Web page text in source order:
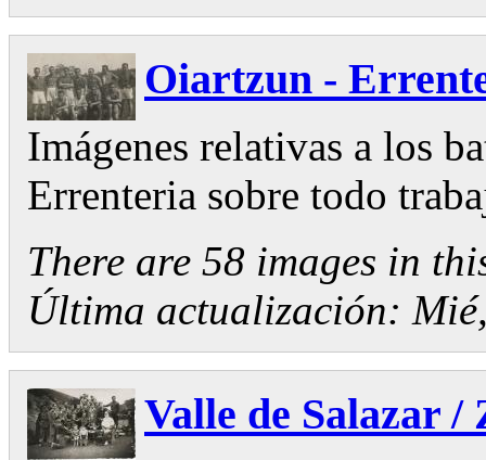
Oiartzun -
Imágenes relativas a los
Errenteria sobre todo
There are 58 images in
Última actualización:
Valle de Salazar